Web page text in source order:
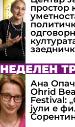
простор
НЕДЕЛЕН
Ана
Оhrid
Festival:
јули е